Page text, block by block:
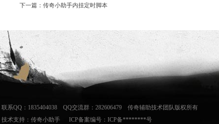
下一篇：传奇小助手内挂定时脚本
联系QQ：1835404038 QQ交流群：282606479 传奇辅助技术团队版权所有
技术支持： 传奇小助手 ICP备案编号：ICP备********号